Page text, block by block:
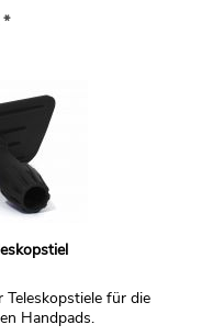
werden.
*
für die
Handpads.